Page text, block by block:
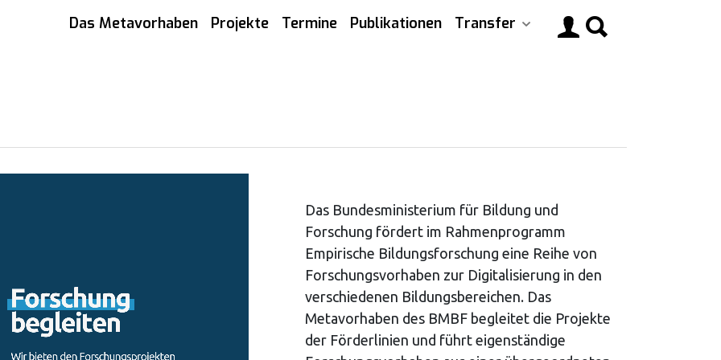
Das Metavorhaben Projekte Termine Publikationen Transfer
Das Bundesministerium für Bildung und
Forschung fördert im Rahmenprogramm
Empirische Bildungsforschung eine Reihe von
Forschungsvorhaben zur Digitalisierung in den
verschiedenen Bildungsbereichen. Das
Metavorhaben des BMBF begleitet die Projekte
der Förderlinien und führt eigenständige